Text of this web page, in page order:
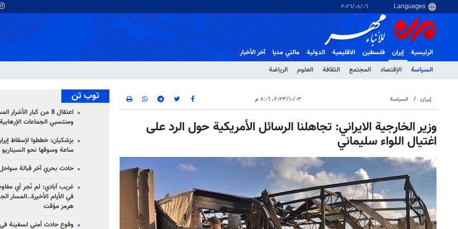
٠٦‏/٠٨‏/٢٠٢٦
الرئيسية
إيران
السياسة
الإقتصاد المجتمع الثقافة العلوم الرياضة
فلسطین الاقلیمیة الدولية مالتي مدیا آخر الأخبار
إيران السياسة ٠٣‏/١٠‏/٢٠٢٣، ٨:٠٦ م
وزير الخارجية الايراني: تجاهلنا الرسائل الأمريكية حول الرد على
اغتيال اللواء سليماني
توب تن
اعتقال 8 من كبار
ومنتسبي الجماعات الإرهابية
ساعة وسوقها نحو
حادث بحري آخر قبالة
غريب آبادي: لم نُجرِ أي
في الأيام الأخيرة..المسار
هرمز مؤقت
وقوع حادث أمني لسفينة